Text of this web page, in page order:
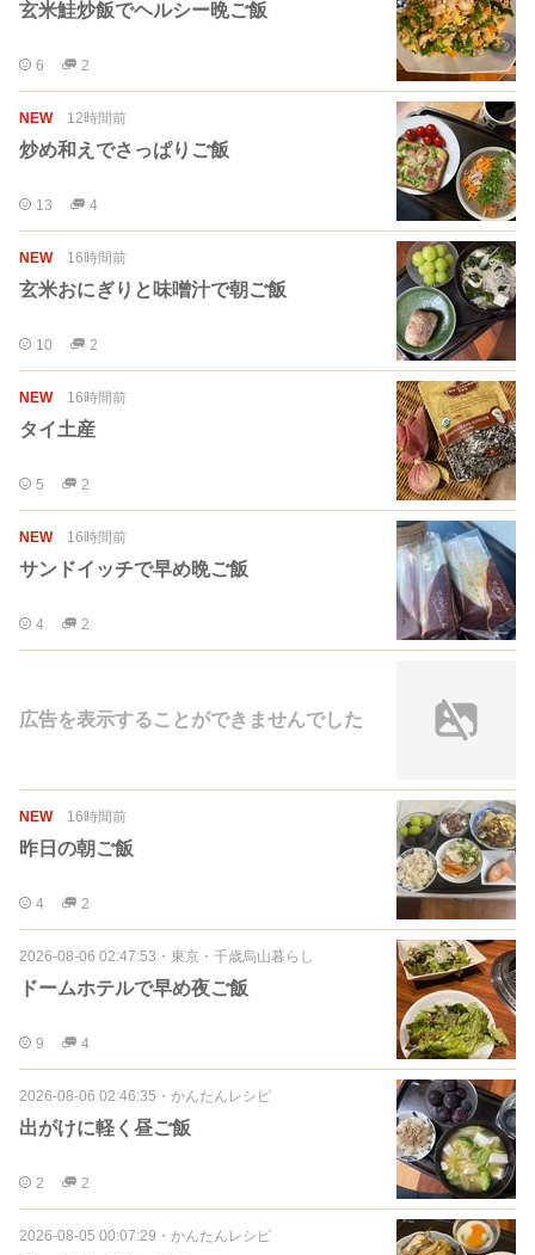
玄米鮭炒飯でヘルシー晩ご飯
6 2
NEW 12時間前
炒め和えでさっぱりご飯
13 4
NEW 16時間前
玄米おにぎりと味噌汁で朝ご飯
10 2
NEW 16時間前
タイ土産
5 2
NEW 16時間前
サンドイッチで早め晩ご飯
4 2
広告を表示することができませんでした
NEW 16時間前
昨日の朝ご飯
4 2
2026-08-06 02:47:53 ・ 東京・千歳烏山暮らし
ドームホテルで早め夜ご飯
9 4
2026-08-06 02:46:35 ・ かんたんレシピ
出がけに軽く昼ご飯
2 2
2026-08-05 00:07:29 ・ かんたんレシピ